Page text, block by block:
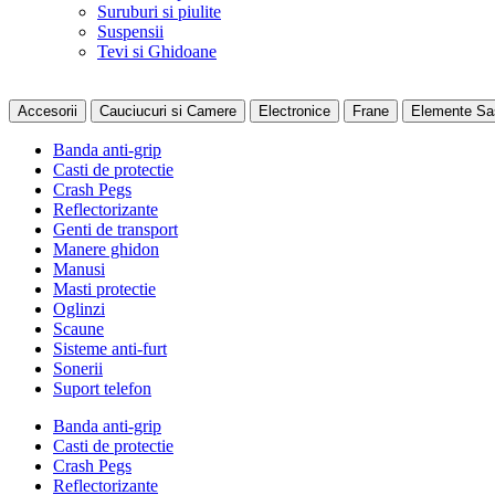
Suruburi si piulite
Suspensii
Tevi si Ghidoane
Accesorii Cauciucuri si Camere Electronice Frane Elemente
Banda anti-grip
Casti de protectie
Crash Pegs
Reflectorizante
Genti de transport
Manere ghidon
Manusi
Masti protectie
Oglinzi
Scaune
Sisteme anti-furt
Sonerii
Suport telefon
Banda anti-grip
Casti de protectie
Crash Pegs
Reflectorizante